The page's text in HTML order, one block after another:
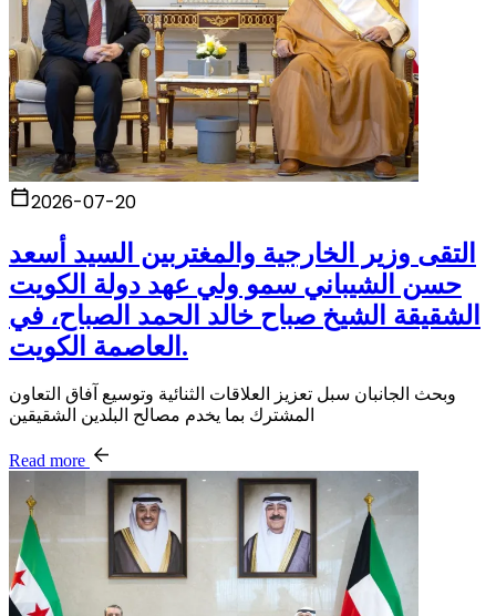
2026-07-20
التقى وزير الخارجية والمغتربين السيد أسعد
حسن الشيباني سمو ولي عهد دولة الكويت
الشقيقة الشيخ صباح خالد الحمد الصباح، في
العاصمة الكويت.
وبحث الجانبان سبل تعزيز العلاقات الثنائية وتوسيع آفاق التعاون
المشترك بما يخدم مصالح البلدين الشقيقين
Read more